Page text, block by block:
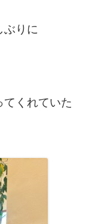
ぶりに
くれていた